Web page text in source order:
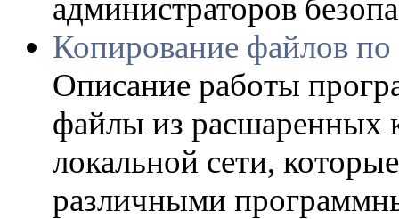
администраторов
Копирование файлов по
Описание работы
файлы из расшаренных
локальной сети,
различными